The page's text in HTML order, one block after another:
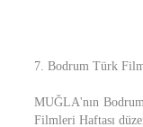
7. Bodrum Türk
MUĞLA'nın
Filmleri Haftası